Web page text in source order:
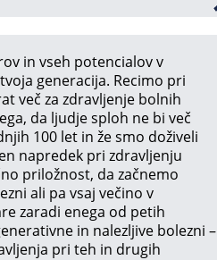
in vseh potencialov v
generacija. Recimo pri
več za zdravljenje bolnih
da ljudje sploh ne bi več
100 let in že smo doživeli
napredek pri zdravljenju
priložnost, da začnemo
ali pa vsaj večino v
zaradi enega od petih
in nalezljive bolezni –
pri teh in drugih